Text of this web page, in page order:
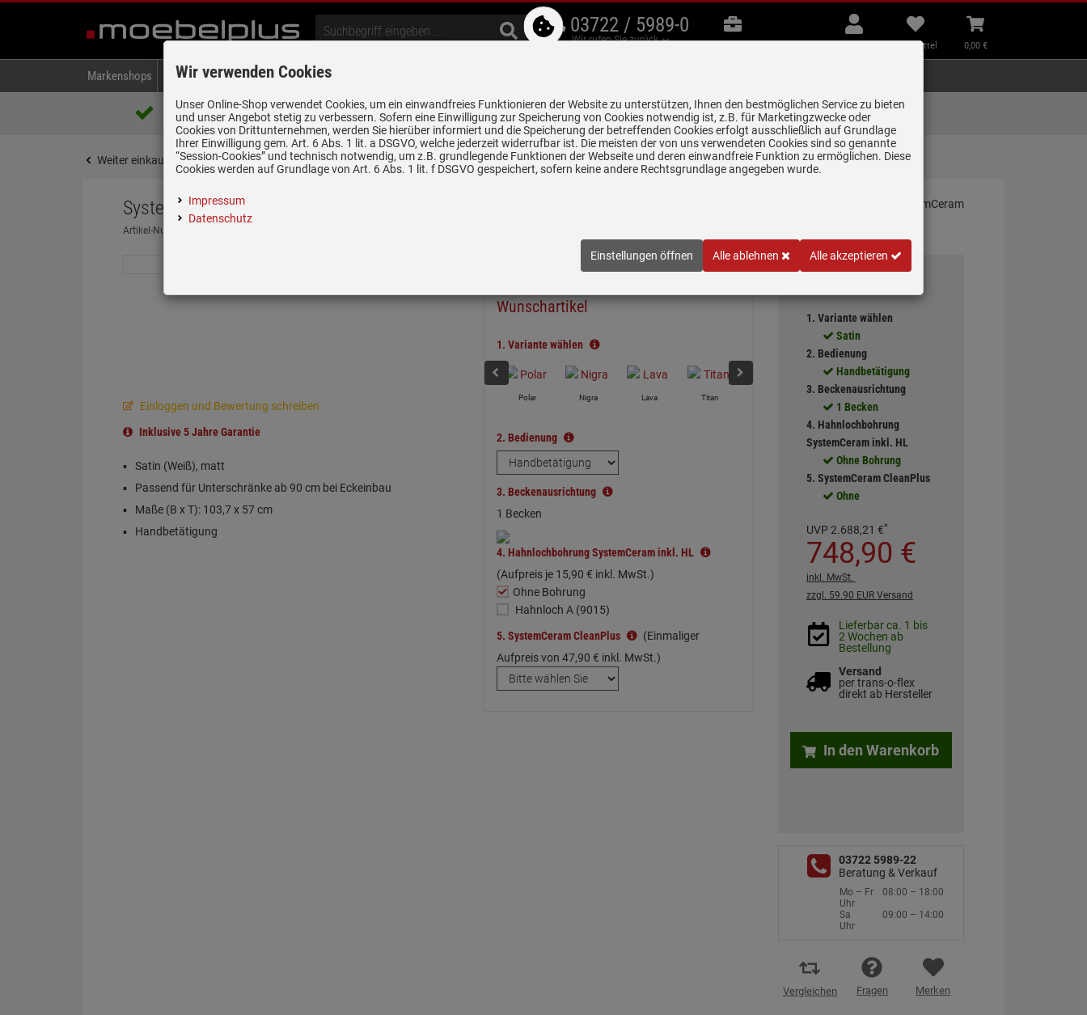
03722 / 5989-0
Wir rufen Sie zurück
B2B
Beratung
Mein
Konto
Merkzettel
aufklappen
Merkzettel
Warenkorb
aufklappen
0,00 €
Markenshops Backen & Kochen Kühlen & Gefrieren
Über 85.000 positive Bewertungen
auf eBay, Amazon und Trusted Shops
5 Jahre Garantie auf
alle gekennzeichneten Produkte
Lieferung zum
Wunschtermin
Weiter einkaufen Startseite Spülen & Armaturen Keramikspülen Systemceram Vega Eck Satin Keramikspüle Handbetät…
Systemceram Vega Eck Satin Keramikspüle Handbetätigung
Artikel-Nummer:
Einloggen und Bewertung schreiben
Inklusive 5 Jahre Garantie
Satin (Weiß), matt
Passend für Unterschränke ab 90 cm bei Eckeinbau
Maße (B x T): 103,7 x 57 cm
Handbetätigung
Wunschartikel
1. Variante wählen
Polar Nigra Lava Titan
Nero
2. Bedienung
3. Beckenausrichtung
1 Becken
4. Hahnlochbohrung SystemCeram inkl. HL
(Aufpreis je 15,90 € inkl. MwSt.)
Ohne Bohrung
Hahnloch A (9015)
5. SystemCeram CleanPlus
(Einmaliger
Aufpreis von 47,90 € inkl. MwSt.)
1. Variante wählen
Satin
2. Bedienung
Handbetätigung
3. Beckenausrichtung
1 Becken
4. Hahnlochbohrung
SystemCeram inkl. HL
Ohne Bohrung
5. SystemCeram CleanPlus
Ohne
UVP 2.688,21 €*
748,90 €
inkl. MwSt.
zzgl. 59.90 EUR Versand
Lieferbar ca. 1 bis
2 Wochen ab
Bestellung
Versand
per trans-o-flex
direkt ab Hersteller
In den Warenkorb
03722 5989-22
Beratung & Verkauf
Mo – Fr
08:00 – 18:00
Uhr
Sa
09:00 – 14:00
Uhr
Vergleichen Fragen Merken
Wir verwenden Cookies
Unser Online-Shop verwendet Cookies, um ein einwandfreies Funktionieren der Website zu unterstützen, Ihnen den bestmöglichen Service zu bieten
und unser Angebot stetig zu verbessern. Sofern eine Einwilligung zur Speicherung von Cookies notwendig ist, z.B. für Marketingzwecke oder
Cookies von Drittunternehmen, werden Sie hierüber informiert und die Speicherung der betreffenden Cookies erfolgt ausschließlich auf Grundlage
Ihrer Einwilligung gem. Art. 6 Abs. 1 lit. a DSGVO, welche jederzeit widerrufbar ist. Die meisten der von uns verwendeten Cookies sind so genannte
“Session-Cookies” und technisch notwendig, um z.B. grundlegende Funktionen der Webseite und deren einwandfreie Funktion zu ermöglichen. Diese
Cookies werden auf Grundlage von Art. 6 Abs. 1 lit. f DSGVO gespeichert, sofern keine andere Rechtsgrundlage angegeben wurde.
Impressum
Datenschutz
Einstellungen öffnen Alle ablehnen Alle akzeptieren